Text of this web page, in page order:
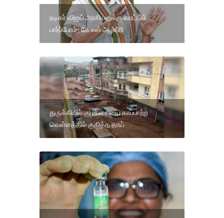
நடிகர் விஜய் அரசியலுக்கு வரட்டும்
பார்ப்போம்- கே எஸ் அழகிரி
துருக்கியில் குழந்தையை காப்பாற்ற
வெள்ளத்தில் குதித்த தாய்